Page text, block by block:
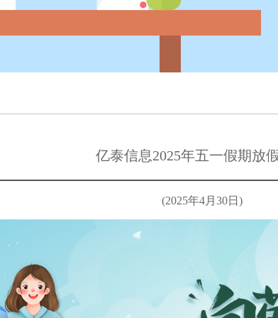
亿泰信息2025年五一假期放
(2025年4月30日)